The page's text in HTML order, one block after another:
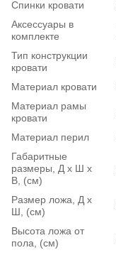
Спинки кровати
Аксессуары в
комплекте
Тип конструкции
кровати
Материал кровати
Материал рамы
кровати
Материал перил
Габаритные
размеры, Д х Ш х
В, (см)
Размер ложа, Д х
Ш, (см)
Высота ложа от
пола, (см)